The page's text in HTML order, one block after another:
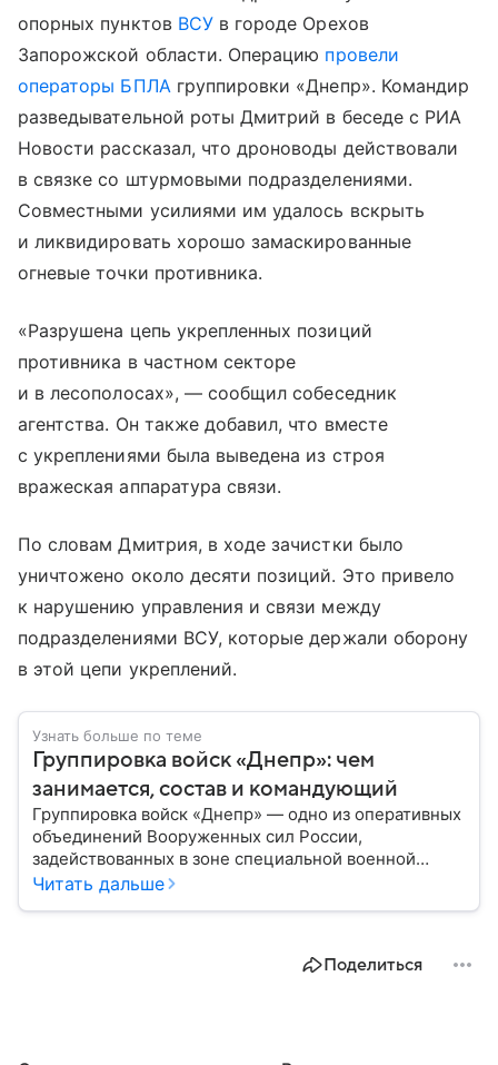
опорных пунктов ВСУв городе Орехов
Запорожской области. Операцию провели
операторы БПЛАгруппировки «Днепр». Командир
разведывательной роты Дмитрий в беседе с РИА
Новости рассказал, что дроноводы действовали
в связке со штурмовыми подразделениями.
Совместными усилиями им удалось вскрыть
и ликвидировать хорошо замаскированные
огневые точки противника.
«Разрушена цепь укрепленных позиций
противника в частном секторе
и в лесополосах», — сообщил собеседник
агентства. Он также добавил, что вместе
с укреплениями была выведена из строя
вражеская аппаратура связи.
По словам Дмитрия, в ходе зачистки было
уничтожено около десяти позиций. Это привело
к нарушению управления и связи между
подразделениями ВСУ, которые держали оборону
в этой цепи укреплений.
Узнать больше по теме
Группировка войск «Днепр»: чем
занимается, состав и командующий
Группировка войск «Днепр» — одно из оперативных
объединений Вооруженных сил России,
задействованных в зоне специальной военной
операции. Она отвечает за действия на южном
подразделений состоит и кто ей командует.
Читать дальше
Поделиться